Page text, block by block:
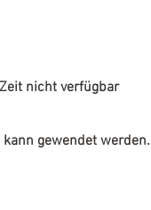
nicht verfügbar
gewendet werden.